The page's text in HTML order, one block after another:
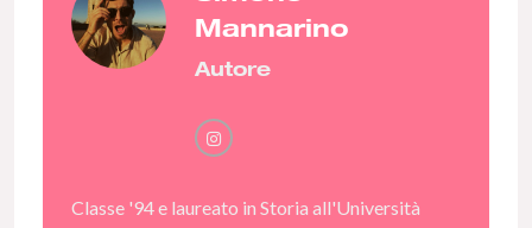
Mannarino
Autore
Classe '94 e laureato in Storia all'Università